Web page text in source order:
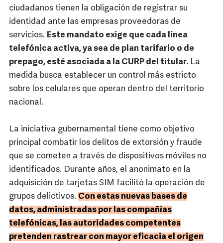
ciudadanos tienen la obligación de registrar su
identidad ante las empresas proveedoras de
servicios. Este mandato exige que cada línea
telefónica activa, ya sea de plan tarifario o de
prepago, esté asociada a la CURP del titular. La
medida busca establecer un control más estricto
sobre los celulares que operan dentro del territorio
nacional.
La iniciativa gubernamental tiene como objetivo
principal combatir los delitos de extorsión y fraude
que se cometen a través de dispositivos móviles no
identificados. Durante años, el anonimato en la
adquisición de tarjetas SIM facilitó la operación de
grupos delictivos. Con estas nuevas bases de
datos, administradas por las compañías
telefónicas, las autoridades competentes
pretenden rastrear con mayor eficacia el origen